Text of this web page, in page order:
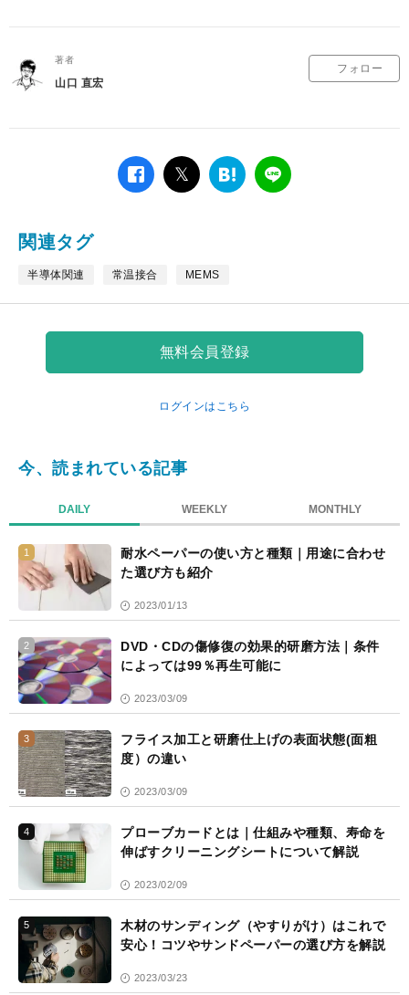
著者
山口 直宏
フォロー
facebook
twitterは
ー
ク
LINE
関連タグ
半導体関連 常温接合 MEMS
無料会員登録
ログインはこちら
今、読まれている記事
DAILY WEEKLY MONTHLY
1
耐水ペーパーの使い方と種類｜用途に合わせ
た選び方も紹介
2023/01/13
2
DVD・CDの傷修復の効果的研磨方法｜条件
によっては99％再生可能に
2023/03/09
3
フライス加工と研磨仕上げの表面状態(面粗
度）の違い
2023/03/09
4
プローブカードとは｜仕組みや種類、寿命を
伸ばすクリーニングシートについて解説
2023/02/09
5
木材のサンディング（やすりがけ）はこれで
安心！コツやサンドペーパーの選び方を解説
2023/03/23